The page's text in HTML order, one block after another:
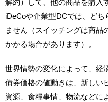
解約）して、他の商品を購入
iDeCoや企業型DCでは、ど
ません（スイッチングは商品
かかる場合があります）。
世界情勢の変化によって、経
債券価格の値動きは、新しい
資源、食糧事情、物流などに